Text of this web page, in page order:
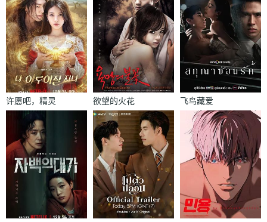
许愿吧，精灵 欲望的火花 飞鸟藏爱